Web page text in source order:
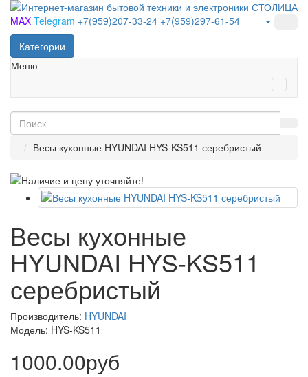
MAX Telegram +7(959)207-33-24 +7(959)297-61-54
Категории
Меню
Весы кухонные HYUNDAI HYS-KS511 серебристый
Весы кухонные
HYUNDAI HYS-KS511
серебристый
Производитель: HYUNDAI
Модель: HYS-KS511
1000.00руб